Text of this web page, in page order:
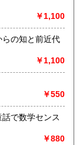
￥1,100
の知と前近代
￥1,100
￥550
で数学センス
￥880